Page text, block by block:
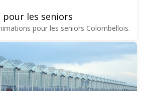
pour les seniors
pour les seniors Colombellois.